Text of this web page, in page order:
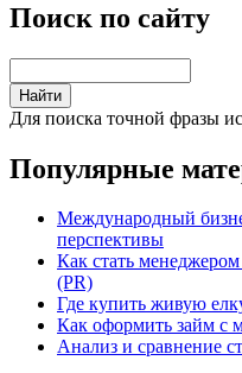
Поиск по сайту
Для поиска точной фразы
Популярные
Международный
перспективы
Как стать
(PR)
Где купить живую
Как оформить займ с
Анализ и сравнение